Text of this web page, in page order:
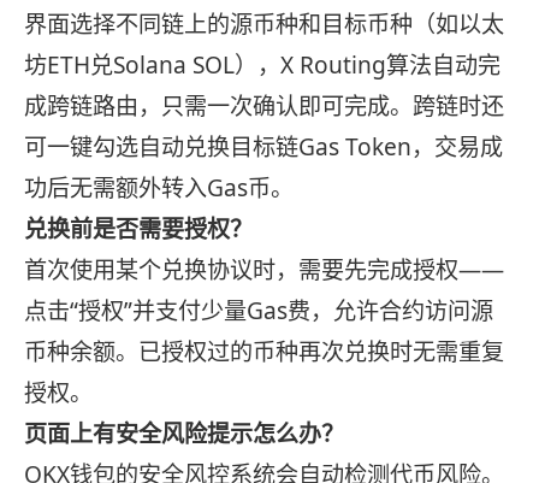
界面选择不同链上的源币种和目标币种（如以太
坊ETH兑Solana SOL），X Routing算法自动完
成跨链路由，只需一次确认即可完成。跨链时还
可一键勾选自动兑换目标链Gas Token，交易成
功后无需额外转入Gas币。
兑换前是否需要授权？
首次使用某个兑换协议时，需要先完成授权——
点击“授权”并支付少量Gas费，允许合约访问源
币种余额。已授权过的币种再次兑换时无需重复
授权。
页面上有安全风险提示怎么办？
OKX钱包的安全风控系统会自动检测代币风险。